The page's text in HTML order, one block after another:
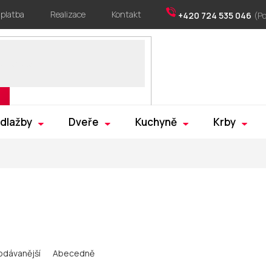
+420 724 535 046
Realizace Kontakt
Dveře Kuchyně Krby
Abecedně